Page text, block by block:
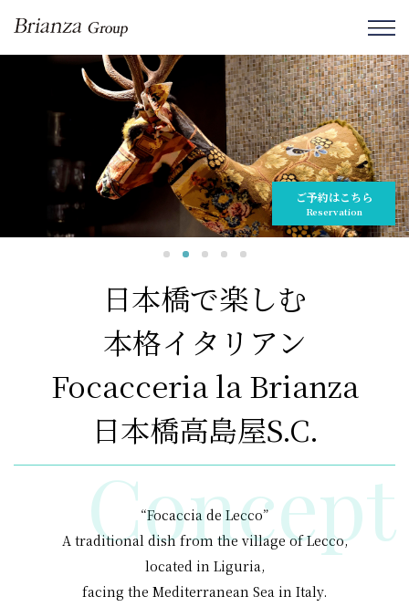
ご予約はこちら
Reservation
日本橋で楽しむ
本格イタリアン
Focacceria la Brianza
日本橋高島屋S.C.
Concept
“Focaccia de Lecco”
A traditional dish from the village of Lecco,
located in Liguria,
facing the Mediterranean Sea in Italy.